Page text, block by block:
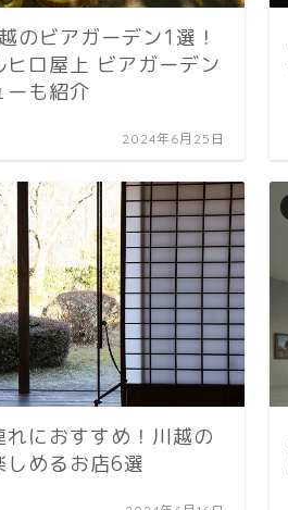
のビアガーデン1選！
ロ屋上 ビアガーデン
ーも紹介
2024年6月25日
におすすめ！川越の
しめるお店6選